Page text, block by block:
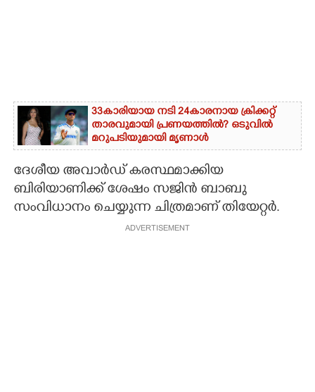
33കാരിയായ നടി 24കാരനായ ക്രിക്കറ്റ്
താരവുമായി പ്രണയത്തിൽ? ഒടുവിൽ
മറുപടിയുമായി മൃണാൾ
ദേശീയ അവാർഡ് കരസ്ഥമാക്കിയ
ബിരിയാണിക്ക് ശേഷം സജിൻ ബാബു
സംവിധാനം ചെയ്യുന്ന ചിത്രമാണ് തിയേറ്റർ.
ADVERTISEMENT